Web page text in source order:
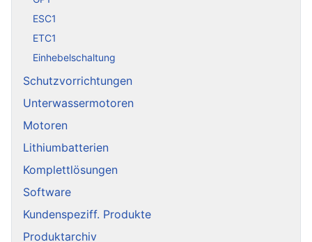
ESC1
ETC1
Einhebelschaltung
Schutzvorrichtungen
Unterwassermotoren
Motoren
Lithiumbatterien
Komplettlösungen
Software
Kundenspeziff. Produkte
Produktarchiv